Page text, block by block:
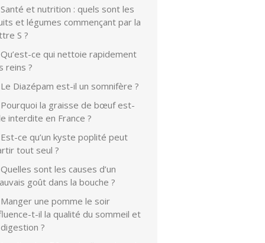
Santé et nutrition : quels sont les
et légumes commençant par la
S ?
Qu’est-ce qui nettoie rapidement
reins ?
Le Diazépam est-il un somnifère ?
Pourquoi la graisse de bœuf est-
interdite en France ?
Est-ce qu’un kyste poplité peut
tout seul ?
Quelles sont les causes d’un
goût dans la bouche ?
Manger une pomme le soir
t-il la qualité du sommeil et
?